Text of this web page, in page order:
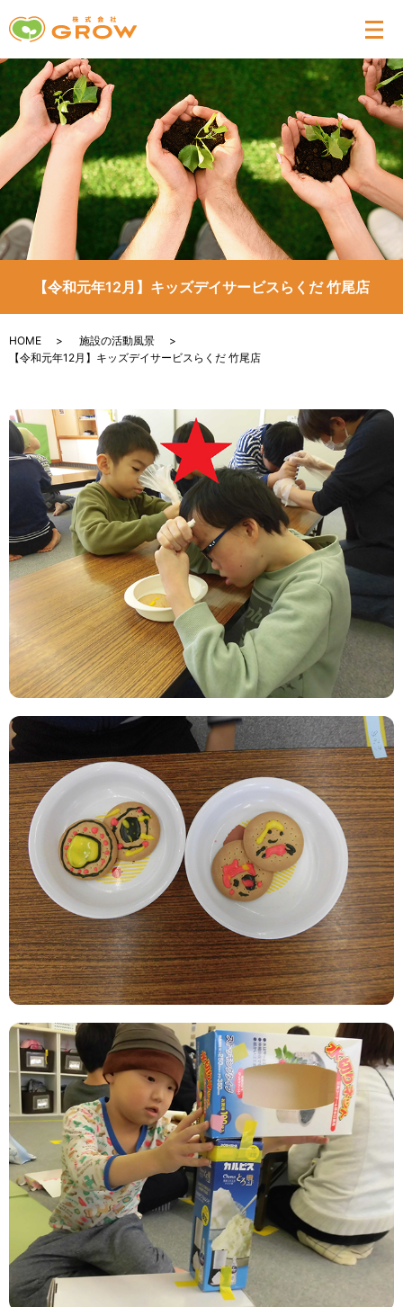
メ
【令和元年12月】キッズデイサービスらくだ 竹尾店
HOME
施設の活動風景
【令和元年12月】キッズデイサービスらくだ 竹尾店